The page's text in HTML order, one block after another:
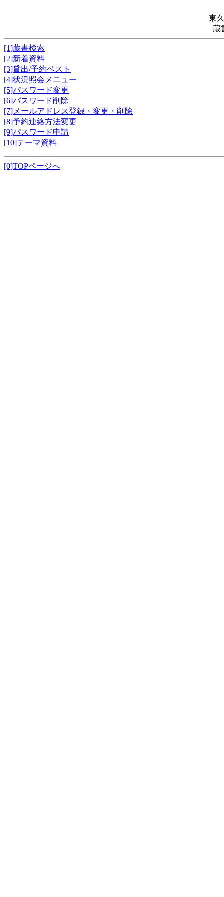
東
蔵
[1]蔵書検索
[2]新着資料
[3]貸出/予約ベスト
[4]状況照会メニュー
[5]パスワード変更
[6]パスワード削除
[7]メールアドレス登録・変更・削除
[8]予約連絡方法変更
[9]パスワード申請
[10]テーマ資料
[0]TOPページへ